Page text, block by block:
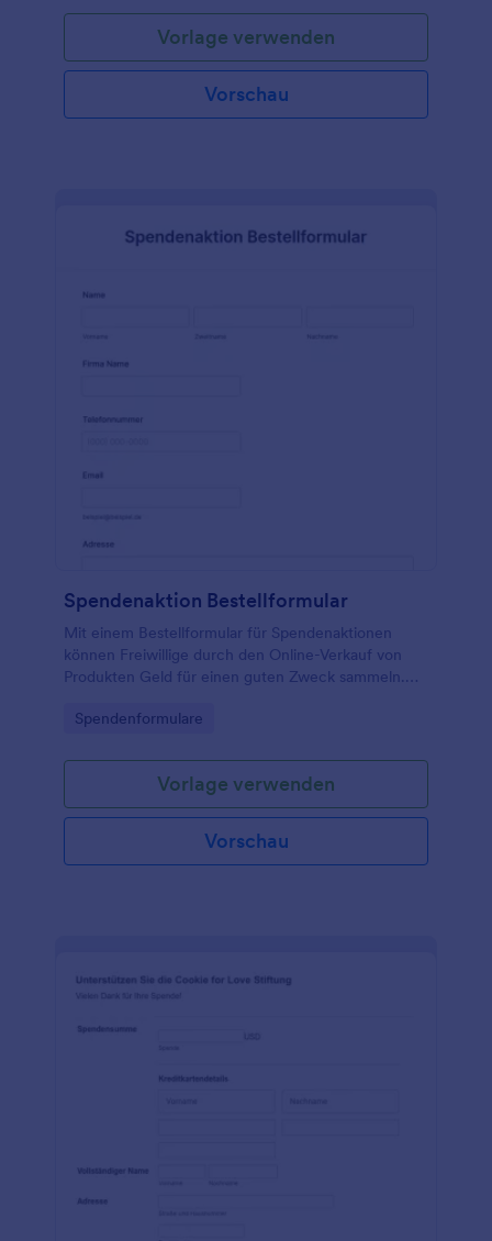
Vorlage verwenden
Vorschau
Spendenaktion Bestellformular
Mit einem Bestellformular für Spendenaktionen
können Freiwillige durch den Online-Verkauf von
Produkten Geld für einen guten Zweck sammeln.
gemeinnützige Organisation, eine Schule, ein
kostenlose Online-Vorlage für ein Bestellformular für
Spendenaktionen erleichtert den Verkauf von T-
Shirts, Backwaren und allem anderen, was Ihnen
einfällt. Passen Sie das Formular einfach an, betten
Sie es in Ihre Website ein oder versenden Sie es per
Preise einfach per Drag & Drop aktualisieren, Fotos
Organisation hinzufügen. Sie können sogar eine
automatisch Rechnungen zu versenden, nachdem
Spendenaktionen, um Ihre Spendenaktionen online
Go to Category:
Spendenformulare
Vorlage verwenden
Vorschau